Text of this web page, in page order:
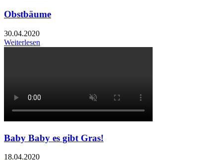
Obstbäume
30.04.2020
Weiterlesen
Baby Baby es gibt Gras!
18.04.2020